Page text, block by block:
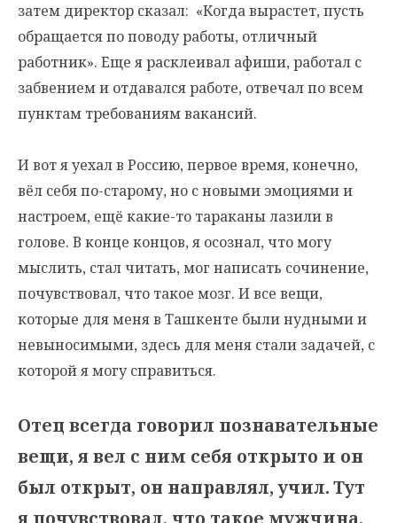
затем директор сказал: «Когда вырастет, пусть
обращается по поводу работы, отличный
работник». Еще я расклеивал афиши, работал с
забвением и отдавался работе, отвечал по всем
пунктам требованиям вакансий.
И вот я уехал в Россию, первое время, конечно,
вёл себя по-старому, но с новыми эмоциями и
настроем, ещё какие-то тараканы лазили в
голове. В конце концов, я осознал, что могу
мыслить, стал читать, мог написать сочинение,
почувствовал, что такое мозг. И все вещи,
которые для меня в Ташкенте были нудными и
невыносимыми, здесь для меня стали задачей, с
которой я могу справиться.
Отец всегда говорил познавательные
вещи, я вел с ним себя открыто и он
был открыт, он направлял, учил.Тут
я почувствовал, что такое мужчина.